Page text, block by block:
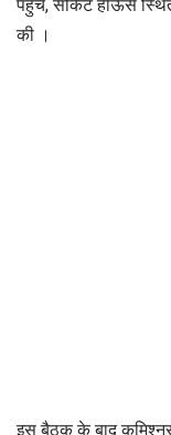
पहुचे, सर्किट हाऊस
की ।
इस बैठक के बाद